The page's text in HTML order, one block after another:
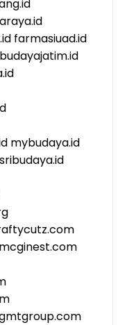
farmasiuad.id
mybudaya.id
sribudaya.id